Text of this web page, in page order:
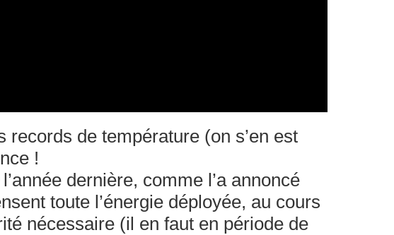
records de température (on s’en est
!
dernière, comme l’a annoncé
toute l’énergie déployée, au cours
nécessaire (il en faut en période de